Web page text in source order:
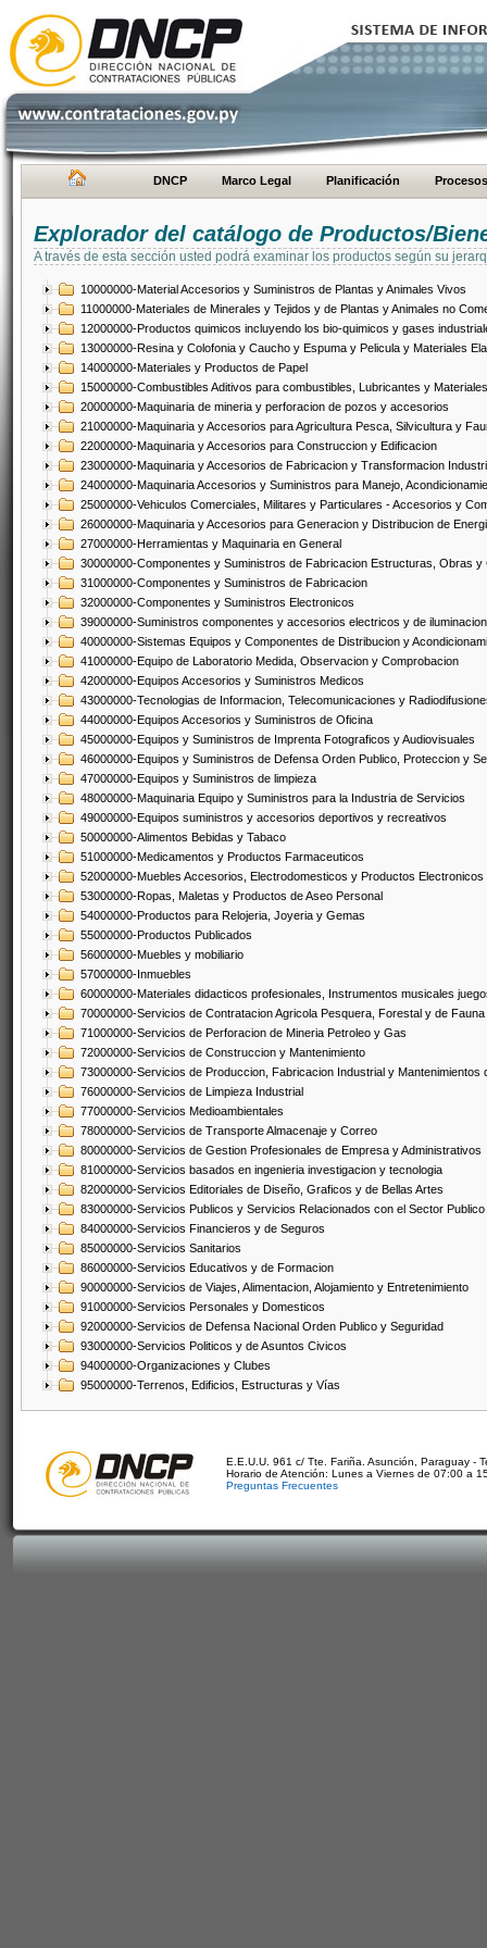
DNCP Marco Legal Planificación Procesos
Explorador del catálogo de Productos/
A través de esta sección usted podrá examinar los productos según su
10000000-Material Accesorios y Suministros de Plantas y Animales Vivos
11000000-Materiales de Minerales y Tejidos y de Plantas y Animales no
12000000-Productos quimicos incluyendo los bio-quimicos y gases
13000000-Resina y Colofonia y Caucho y Espuma y Pelicula y Materiales
14000000-Materiales y Productos de Papel
15000000-Combustibles Aditivos para combustibles, Lubricantes y
20000000-Maquinaria de mineria y perforacion de pozos y accesorios
21000000-Maquinaria y Accesorios para Agricultura Pesca, Silvicultura y
22000000-Maquinaria y Accesorios para Construccion y Edificacion
23000000-Maquinaria y Accesorios de Fabricacion y Transformacion
24000000-Maquinaria Accesorios y Suministros para Manejo,
25000000-Vehiculos Comerciales, Militares y Particulares - Accesorios y
26000000-Maquinaria y Accesorios para Generacion y Distribucion de
27000000-Herramientas y Maquinaria en General
30000000-Componentes y Suministros de Fabricacion Estructuras, Obras
31000000-Componentes y Suministros de Fabricacion
32000000-Componentes y Suministros Electronicos
39000000-Suministros componentes y accesorios electricos y de iluminacion
40000000-Sistemas Equipos y Componentes de Distribucion y
41000000-Equipo de Laboratorio Medida, Observacion y Comprobacion
42000000-Equipos Accesorios y Suministros Medicos
43000000-Tecnologias de Informacion, Telecomunicaciones y
44000000-Equipos Accesorios y Suministros de Oficina
45000000-Equipos y Suministros de Imprenta Fotograficos y Audiovisuales
46000000-Equipos y Suministros de Defensa Orden Publico, Proteccion y
47000000-Equipos y Suministros de limpieza
48000000-Maquinaria Equipo y Suministros para la Industria de Servicios
49000000-Equipos suministros y accesorios deportivos y recreativos
50000000-Alimentos Bebidas y Tabaco
51000000-Medicamentos y Productos Farmaceuticos
52000000-Muebles Accesorios, Electrodomesticos y Productos Electronicos
53000000-Ropas, Maletas y Productos de Aseo Personal
54000000-Productos para Relojeria, Joyeria y Gemas
55000000-Productos Publicados
56000000-Muebles y mobiliario
57000000-Inmuebles
60000000-Materiales didacticos profesionales, Instrumentos musicales
70000000-Servicios de Contratacion Agricola Pesquera, Forestal y de Fauna
71000000-Servicios de Perforacion de Mineria Petroleo y Gas
72000000-Servicios de Construccion y Mantenimiento
73000000-Servicios de Produccion, Fabricacion Industrial y Mantenimientos
76000000-Servicios de Limpieza Industrial
77000000-Servicios Medioambientales
78000000-Servicios de Transporte Almacenaje y Correo
80000000-Servicios de Gestion Profesionales de Empresa y Administrativos
81000000-Servicios basados en ingenieria investigacion y tecnologia
82000000-Servicios Editoriales de Diseño, Graficos y de Bellas Artes
83000000-Servicios Publicos y Servicios Relacionados con el Sector Publico
84000000-Servicios Financieros y de Seguros
85000000-Servicios Sanitarios
86000000-Servicios Educativos y de Formacion
90000000-Servicios de Viajes, Alimentacion, Alojamiento y Entretenimiento
91000000-Servicios Personales y Domesticos
92000000-Servicios de Defensa Nacional Orden Publico y Seguridad
93000000-Servicios Politicos y de Asuntos Civicos
94000000-Organizaciones y Clubes
95000000-Terrenos, Edificios, Estructuras y Vías
E.E.U.U. 961 c/ Tte. Fariña. Asunción, Paraguay -
Horario de Atención: Lunes a Viernes de 07:00 a
Preguntas Frecuentes